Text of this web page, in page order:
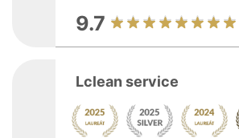
9.7
Lclean service